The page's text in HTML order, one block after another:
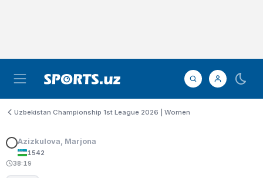
Uzbekistan Championship 1st League 2026 | Women
Azizkulova, Marjona
1542
38:19